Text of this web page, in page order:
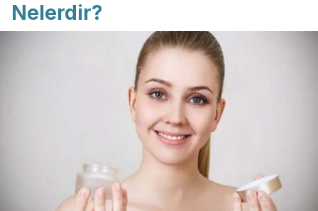
Nelerdir?